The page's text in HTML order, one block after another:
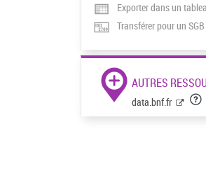
Exporter dans un
Transférer pour un SGB
AUTRES
data.bnf.fr